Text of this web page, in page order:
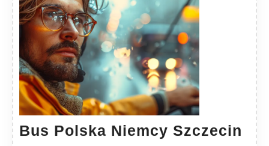
Bus Polska Niemcy Szczecin